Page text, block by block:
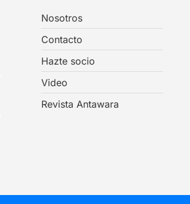
Nosotros
Contacto
Hazte socio
Video
Revista Antawara